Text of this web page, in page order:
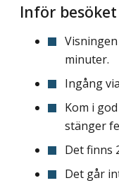
Inför besöket
minuter.
Ingång
Kom i
stänger
Det finns
Det går